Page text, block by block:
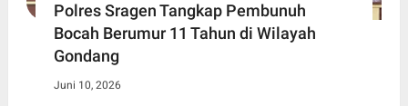
Polres Sragen Tangkap Pembunuh
Bocah Berumur 11 Tahun di Wilayah
Gondang
Juni 10, 2026